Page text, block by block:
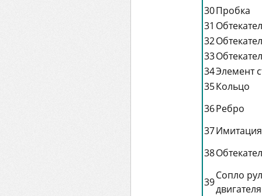
30Пробка
31
32
33
34Элемент
35Кольцо
36Ребро
37
38
39
Сопло
двигателя